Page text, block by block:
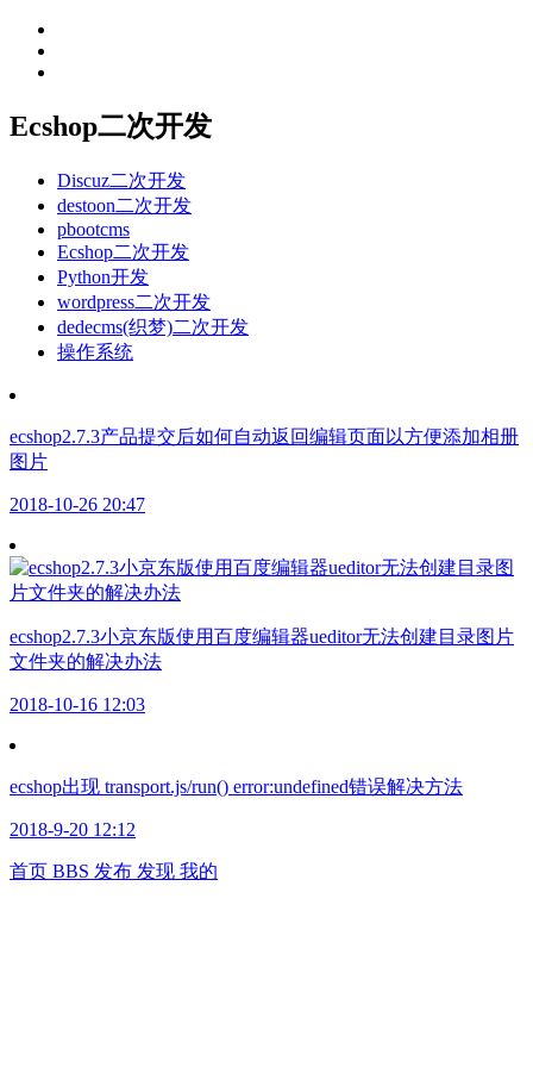
Ecshop二次开发
Discuz二次开发
destoon二次开发
pbootcms
Ecshop二次开发
Python开发
wordpress二次开发
dedecms(织梦)二次开发
操作系统
ecshop2.7.3产品提交后如何自动返回编辑页面以方便添加相册
图片
2018-10-26 20:47
ecshop2.7.3小京东版使用百度编辑器ueditor无法创建目录图片
文件夹的解决办法
2018-10-16 12:03
ecshop出现 transport.js/run() error:undefined错误解决方法
2018-9-20 12:12
首页 BBS 发布 发现 我的